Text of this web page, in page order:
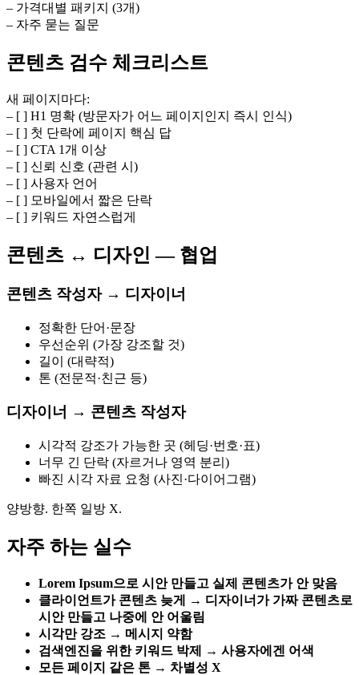
– 가격대별 패키지 (3개)
– 자주 묻는 질문
콘텐츠 검수 체크리스트
새 페이지마다:
– [ ] H1 명확 (방문자가 어느 페이지인지 즉시 인식)
– [ ] 첫 단락에 페이지 핵심 답
– [ ] CTA 1개 이상
– [ ] 신뢰 신호 (관련 시)
– [ ] 사용자 언어
– [ ] 모바일에서 짧은 단락
– [ ] 키워드 자연스럽게
콘텐츠 ↔ 디자인 — 협업
콘텐츠 작성자 → 디자이너
정확한 단어·문장
우선순위 (가장 강조할 것)
길이 (대략적)
톤 (전문적·친근 등)
디자이너 → 콘텐츠 작성자
시각적 강조가 가능한 곳 (헤딩·번호·표)
너무 긴 단락 (자르거나 영역 분리)
빠진 시각 자료 요청 (사진·다이어그램)
양방향. 한쪽 일방 X.
자주 하는 실수
Lorem Ipsum으로 시안 만들고 실제 콘텐츠가 안 맞음
클라이언트가 콘텐츠 늦게 → 디자이너가 가짜 콘텐츠로
시안 만들고 나중에 안 어울림
시각만 강조 → 메시지 약함
검색엔진을 위한 키워드 박제 → 사용자에겐 어색
모든 페이지 같은 톤 → 차별성 X